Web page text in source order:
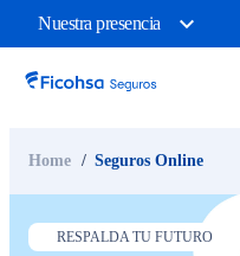
Nuestra presencia
Home Seguros Online
RESPALDA TU FUTURO